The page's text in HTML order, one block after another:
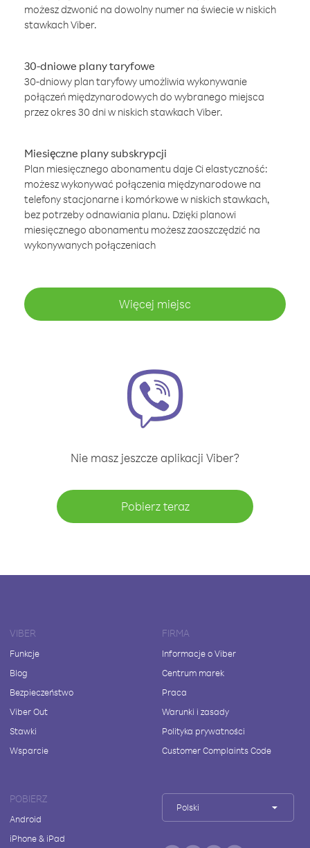
możesz dzwonić na dowolny numer na świecie w niskich
stawkach Viber.
30-dniowe plany taryfowe
30-dniowy plan taryfowy umożliwia wykonywanie
połączeń międzynarodowych do wybranego miejsca
przez okres 30 dni w niskich stawkach Viber.
Miesięczne plany subskrypcji
Plan miesięcznego abonamentu daje Ci elastyczność:
możesz wykonywać połączenia międzynarodowe na
telefony stacjonarne i komórkowe w niskich stawkach,
bez potrzeby odnawiania planu. Dzięki planowi
miesięcznego abonamentu możesz zaoszczędzić na
wykonywanych połączeniach
Więcej miejsc
Nie masz jeszcze aplikacji Viber?
Pobierz teraz
VIBER
Funkcje
Blog
Bezpieczeństwo
Viber Out
Stawki
Wsparcie
FIRMA
Informacje o Viber
Centrum marek
Praca
Warunki i zasady
Polityka prywatności
Customer Complaints Code
POBIERZ
Android
iPhone & iPad
Polski